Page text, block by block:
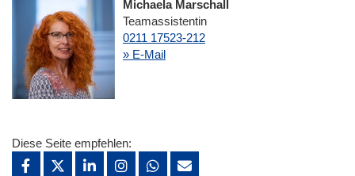
Michaela Marschall
Teamassistentin
0211 17523-212
» E-Mail
Diese Seite empfehlen: